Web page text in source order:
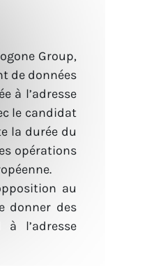
Group,
de données
à l’adresse
le candidat
la durée du
opérations
au
donner des
l’adresse